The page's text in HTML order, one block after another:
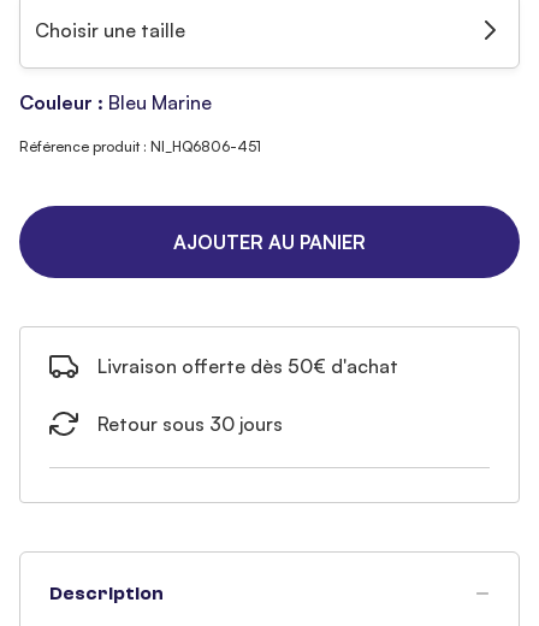
Choisir une taille
Couleur : Bleu Marine
Référence produit : NI_HQ6806-451
AJOUTER AU PANIER
Livraison offerte dès 50€ d'achat
Retour sous 30 jours
Description